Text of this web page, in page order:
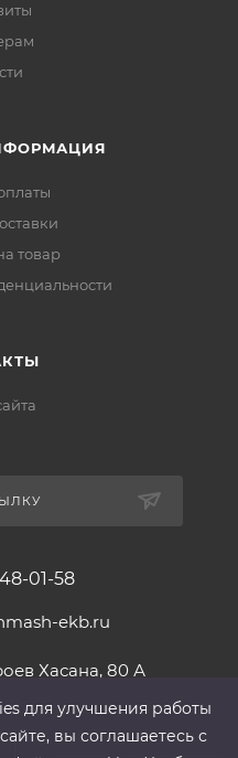
товар
01-58
ekb.ru
Хасана, 80 А
для улучшения работы
вы соглашаетесь с